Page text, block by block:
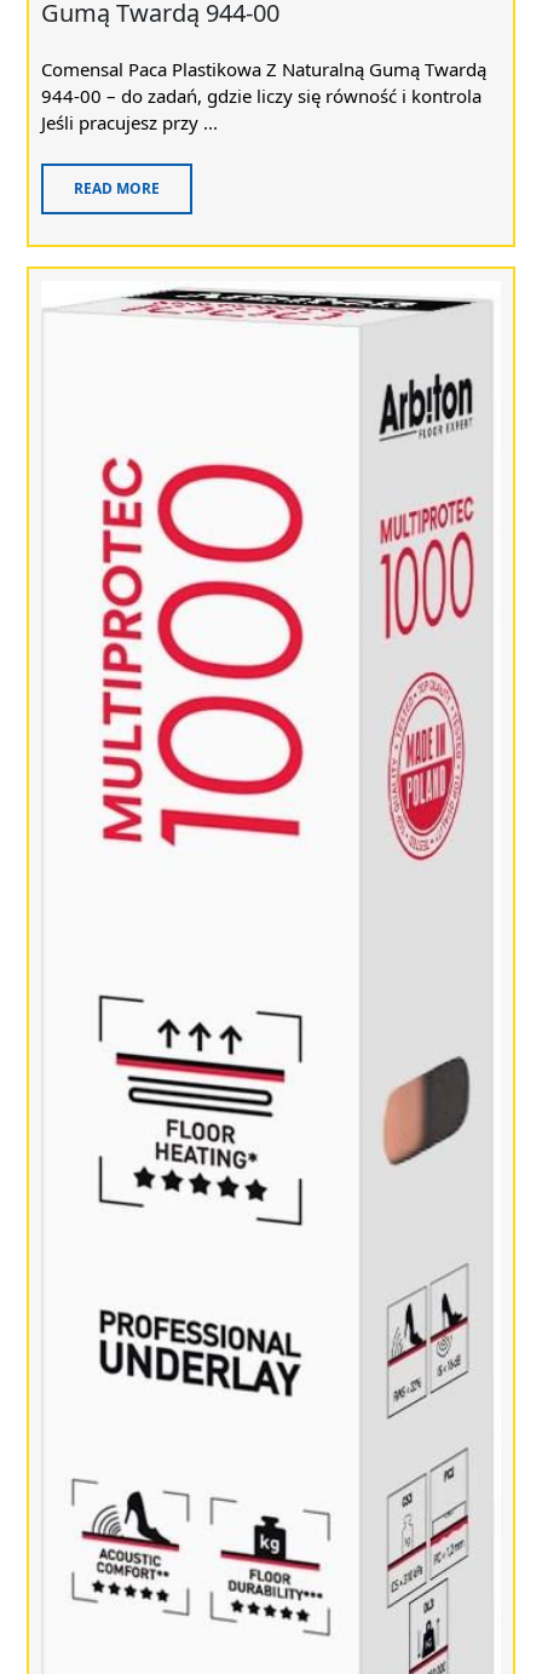
Gumą Twardą 944-00
Comensal Paca Plastikowa Z Naturalną Gumą Twardą
944-00 – do zadań, gdzie liczy się równość i kontrola
Jeśli pracujesz przy ...
READ MORE